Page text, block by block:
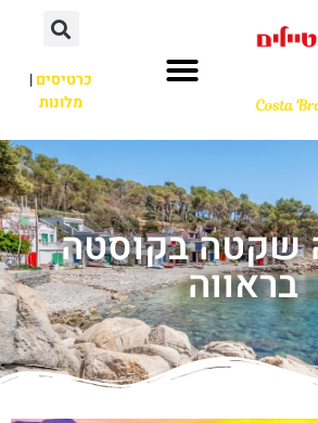
כרטיסים|
מלונות
שקטה בקוסטה
בראווה